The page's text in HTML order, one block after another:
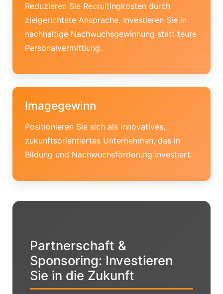
Reduzieren Sie Recruitingkosten durch
zielgerichtete Ansprache. Investieren Sie in
nachhaltige Nachwuchsgewinnung statt teure
Personalvermittlung.
Imagegewinn
Positionieren Sie sich als innovatives,
zukunftsorientiertes Unternehmen, das in
Bildung und Nachwuchsförderung investiert.
Partnerschaft &
Sponsoring: Investieren
Sie in die Zukunft